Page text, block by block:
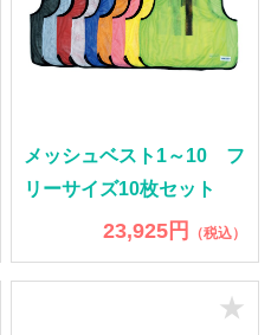
メッシュベスト1～10 フ
リーサイズ10枚セット
23,925円 （税込）
★